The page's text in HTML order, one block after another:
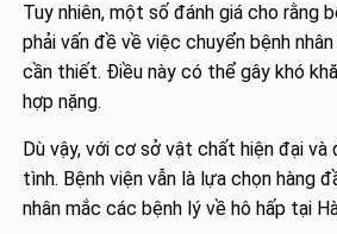
Tuy nhiên, một số đánh giá cho rằng
phải vấn đề về việc chuyển bệnh
cần thiết. Điều này có thể gây khó
hợp nặng​.
Dù vậy, với cơ sở vật chất hiện đại
tình. Bệnh viện vẫn là lựa chọn hàng
nhân mắc các bệnh lý về hô hấp tại